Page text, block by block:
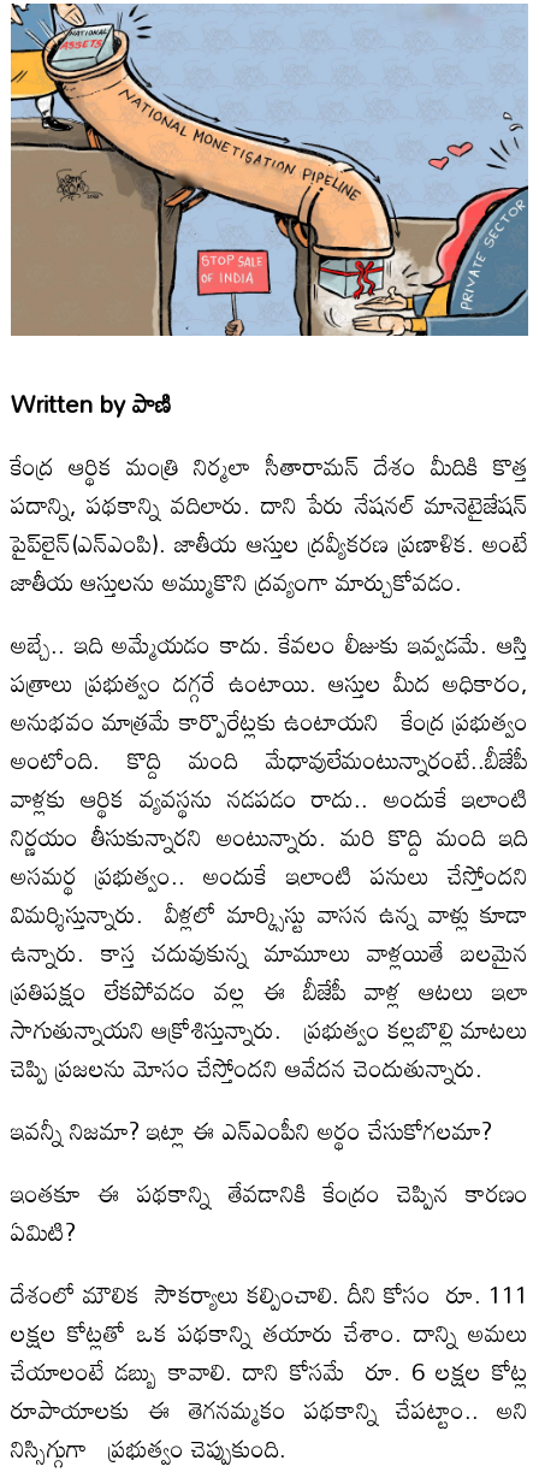
Written byపాణి
కేంద్ర ఆర్థిక మంత్రి నిర్మలా సీతారామన్‌ దేశం మీదికి కొత్త
పదాన్ని, పథకాన్ని వదిలారు. దాని పేరు నేషనల్‌ మానెటైజేషన్‌
పైప్‌లైన్‌(ఎన్‌ఎంపి). జాతీయ ఆస్తుల ద్రవ్యీకరణ ప్రణాళిక. అంటే
జాతీయ ఆస్తులను అమ్ముకొని ద్రవ్యంగా మార్చుకోవడం.
అబ్చే.. ఇది అమ్మేయడం కాదు. కేవలం లీజుకు ఇవ్వడమే. ఆస్తి
పత్రాలు ప్రభుత్వం దగ్గరే ఉంటాయి. ఆస్తుల మీద అధికారం,
అనుభవం మాత్రమే కార్పొరేట్లకు ఉంటాయని కేంద్ర ప్రభుత్వం
అంటోంది. కొద్ది మంది మేధావులేమంటున్నారంటే..బీజేపీ
వాళ్లకు ఆర్థిక వ్యవస్థను నడపడం రాదు.. అందుకే ఇలాంటి
నిర్ణయం తీసుకున్నారని అంటున్నారు. మరి కొద్ది మంది ఇది
అసమర్థ ప్రభుత్వం.. అందుకే ఇలాంటి పనులు చేస్తోందని
విమర్శిస్తున్నారు. వీళ్లలో మార్క్సిస్టు వాసన ఉన్న వాళ్లు కూడా
ఉన్నారు. కాస్త చదువుకున్న మామూలు వాళ్లయితే బలమైన
ప్రతిపక్షం లేకపోవడం వల్ల ఈ బీజేపీ వాళ్ల ఆటలు ఇలా
సాగుతున్నాయని ఆక్రోశిస్తున్నారు. ప్రభుత్వం కల్లబొల్లి మాటలు
చెప్పి ప్రజలను మోసం చేస్తోందని ఆవేదన చెందుతున్నారు.
ఇవన్నీ నిజమా? ఇట్లా ఈ ఎన్‌ఎంపీని అర్థం చేసుకోగలమా?
ఇంతకూ ఈ పథకాన్ని తేవడానికి కేంద్రం చెప్పిన కారణం
ఏమిటి?
దేశంలో మౌలిక సౌకర్యాలు కల్పించాలి. దీని కోసం రూ. 111
లక్షల కోట్లతో ఒక పథకాన్ని తయారు చేశాం. దాన్ని అమలు
చేయాలంటే డబ్బు కావాలి. దాని కోసమే రూ. 6 లక్షల కోట్ల
రూపాయాలకు ఈ తెగనమ్మకం పథకాన్ని చేపట్టాం.. అని
నిస్సిగ్గుగా ప్రభుత్వం చెప్పుకుంది.